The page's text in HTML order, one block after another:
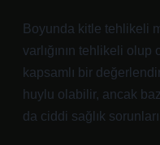
Boyunda kitle tehlikeli
varlığının tehlikeli olup
kapsamlı bir
huylu olabilir, ancak
da ciddi sağlık